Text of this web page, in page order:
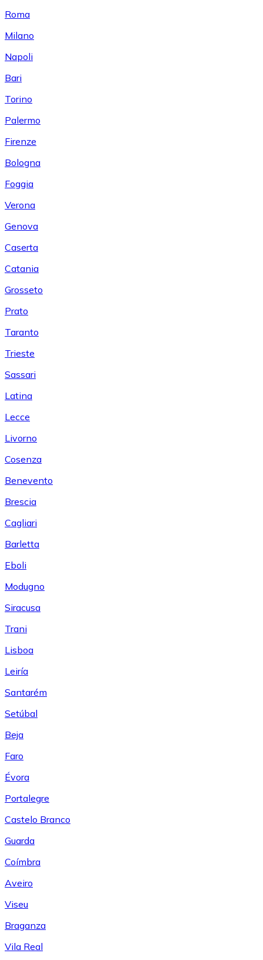
Roma
Milano
Napoli
Bari
Torino
Palermo
Firenze
Bologna
Foggia
Verona
Genova
Caserta
Catania
Grosseto
Prato
Taranto
Trieste
Sassari
Latina
Lecce
Livorno
Cosenza
Benevento
Brescia
Cagliari
Barletta
Eboli
Modugno
Siracusa
Trani
Lisboa
Leiría
Santarém
Setúbal
Beja
Faro
Évora
Portalegre
Castelo Branco
Guarda
Coímbra
Aveiro
Viseu
Braganza
Vila Real